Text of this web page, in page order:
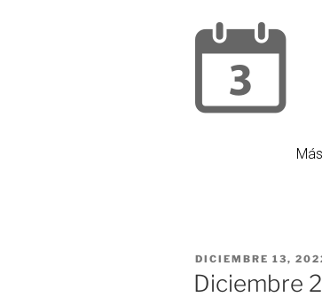
DICIEMBRE 13,
Diciembre